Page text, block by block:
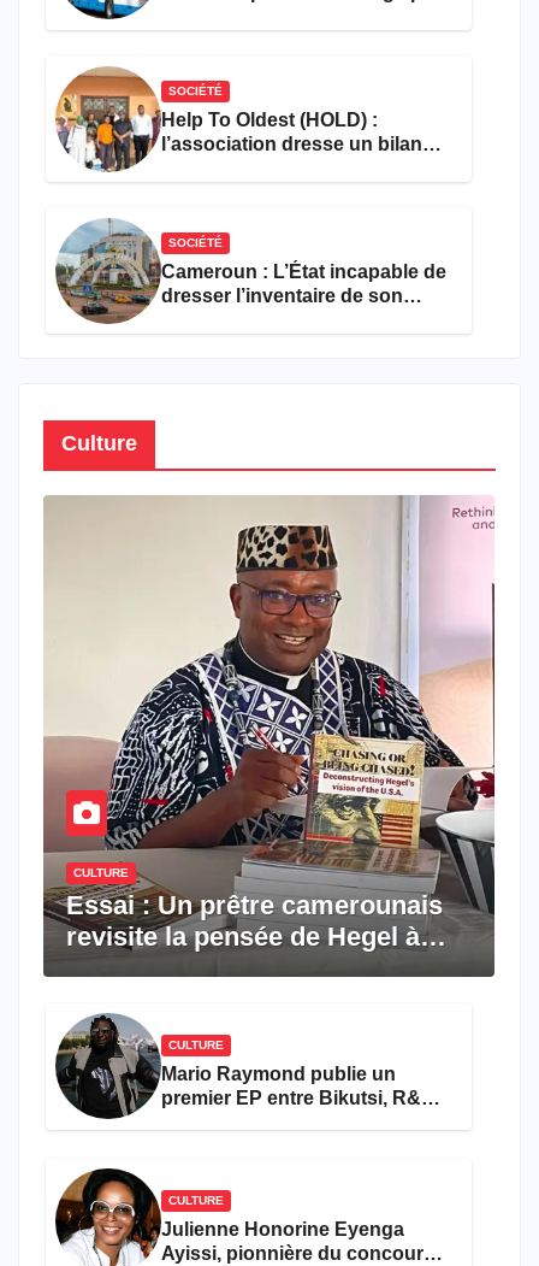
SOCIÉTÉ
Help To Oldest (HOLD) :
l’association dresse un bilan
SOCIÉTÉ
Cameroun : L’État incapable de
dresser l’inventaire de son
Culture
CULTURE
Essai : Un prêtre camerounais
revisite la pensée de Hegel à
CULTURE
Mario Raymond publie un
premier EP entre Bikutsi, R&B
CULTURE
Julienne Honorine Eyenga
Ayissi, pionnière du concours